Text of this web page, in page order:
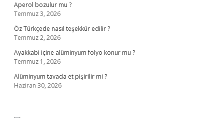
Aperol bozulur mu ?
Temmuz 3, 2026
Öz Türkçede nasıl teşekkür edilir ?
Temmuz 2, 2026
Ayakkabi içine alüminyum folyo konur mu ?
Temmuz 1, 2026
Alüminyum tavada et pişirilir mi ?
Haziran 30, 2026